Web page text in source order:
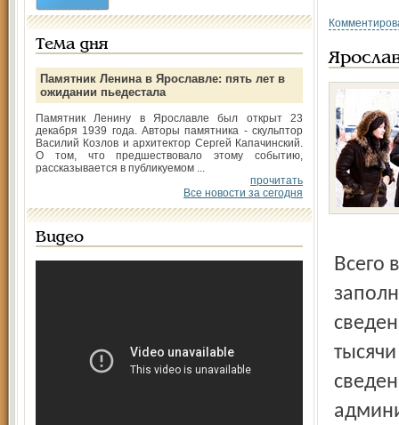
Тема дня
Памятник Ленина в Ярославле: пять лет в
ожидании пьедестала
Памятник Ленину в Ярославле был открыт 23
декабря 1939 года. Авторы памятника - скульптор
Василий Козлов и архитектор Сергей Капачинский.
О том, что предшествовало этому событию,
рассказывается в публикуемом ...
прочитать
Все новости за сегодня
Видео
Всего в нашей области за полторы недели переписи